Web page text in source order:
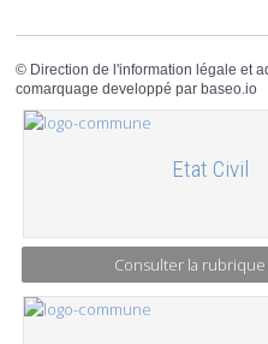
© Direction de l'information légale et
comarquage developpé par baseo.io
Etat Civil
Consulter la rubrique